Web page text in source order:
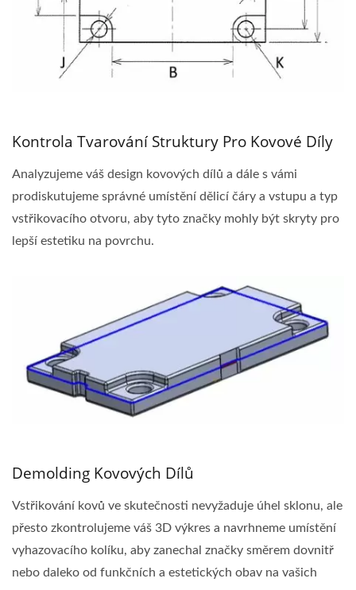
Kontrola Tvarování Struktury Pro Kovové Díly
Analyzujeme váš design kovových dílů a dále s vámi
prodiskutujeme správné umístění dělicí čáry a vstupu a typ
vstřikovacího otvoru, aby tyto značky mohly být skryty pro
lepší estetiku na povrchu.
Demolding Kovových Dílů
Vstřikování kovů ve skutečnosti nevyžaduje úhel sklonu, ale
přesto zkontrolujeme váš 3D výkres a navrhneme umístění
vyhazovacího kolíku, aby zanechal značky směrem dovnitř
nebo daleko od funkčních a estetických obav na vašich